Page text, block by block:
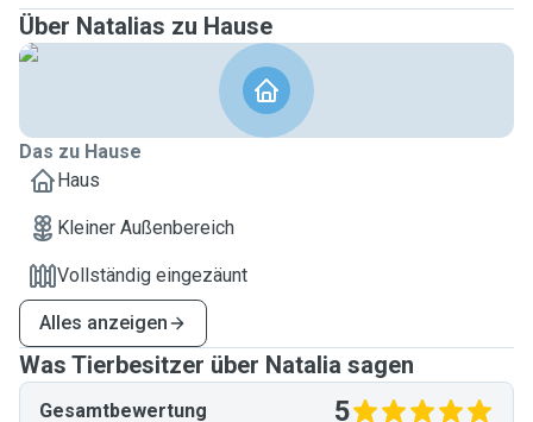
Über Natalias zu Hause
Das zu Hause
Haus
Kleiner Außenbereich
Vollständig eingezäunt
Alles anzeigen
Was Tierbesitzer über Natalia sagen
Gesamtbewertung 5